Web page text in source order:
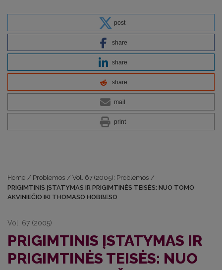
post
share
share
share
mail
print
Home / Problemos / Vol. 67 (2005): Problemos /
PRIGIMTINIS ĮSTATYMAS IR PRIGIMTINĖS TEISĖS: NUO TOMO
AKVINIEČIO IKI THOMASO HOBBESO
Vol. 67 (2005)
PRIGIMTINIS ĮSTATYMAS IR
PRIGIMTINĖS TEISĖS: NUO